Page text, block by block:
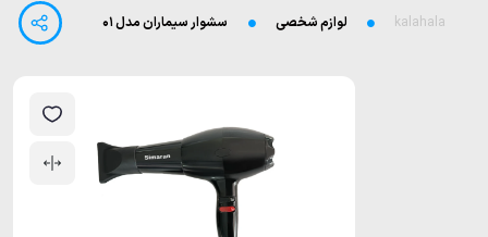
kalahala لوازم شخصی سشوار سیماران مدل ۲۰۰۱